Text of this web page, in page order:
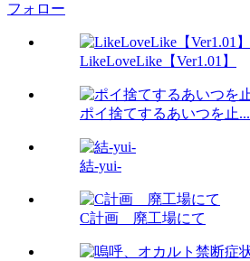
フォロー
LikeLoveLike【Ver1.01】
ポイ捨てするあいつを止...
結-yui-
C計画 廃工場にて